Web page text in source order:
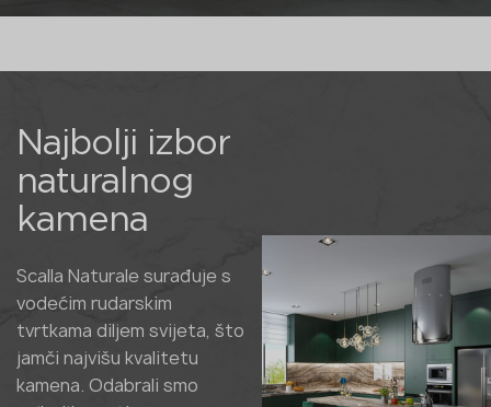
Najbolji izbor
naturalnog
kamena
Scalla Naturale surađuje s
vodećim rudarskim
tvrtkama diljem svijeta, što
jamči najvišu kvalitetu
kamena. Odabrali smo